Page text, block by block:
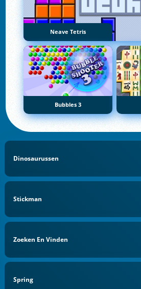
Neave Tetris
Bubbles 3
Dinosaurussen
Stickman
Zoeken En Vinden
Spring